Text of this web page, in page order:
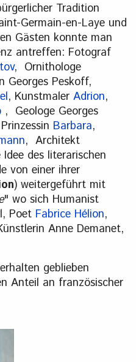
Tradition
Germain-en-Laye und
Gästen konnte man
antreffen: Fotograf
, Ornithologe
Georges Peskoff,
, Kunstmaler Adrion,
, Geologe Georges
Barbara,
, Architekt
Idee des literarischen
von einer ihrer
) weitergeführt mit
" wo sich Humanist
Poet Fabrice Hélion,
Anne Demanet,
geblieben
Anteil an französischer